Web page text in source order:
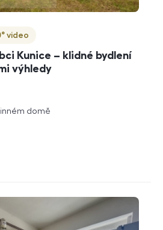
Kunice – klidné bydlení
výhledy
video
domě